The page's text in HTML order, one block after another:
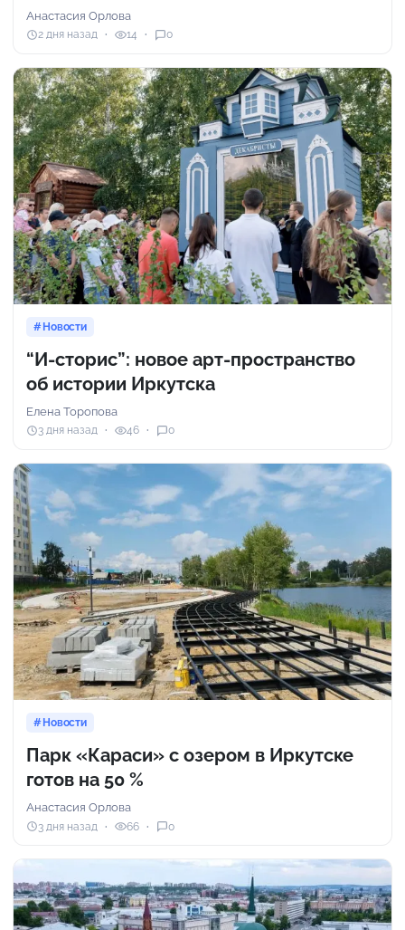
Анастасия Орлова
2 дня назад 14 0
Новости
“И-сторис”: новое арт-пространство
об истории Иркутска
Елена Торопова
3 дня назад 46 0
Новости
Парк «Караси» с озером в Иркутске
готов на 50 %
Анастасия Орлова
3 дня назад 66 0